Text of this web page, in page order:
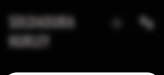
SOLDADURA
HURLEY